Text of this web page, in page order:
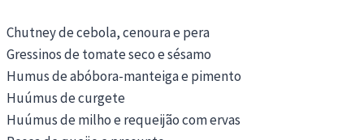
Chutney de cebola, cenoura e pera
Gressinos de tomate seco e sésamo
Humus de abóbora-manteiga e pimento
Huúmus de curgete
Huúmus de milho e requeijão com ervas